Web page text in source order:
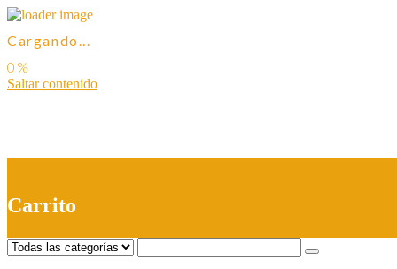
Cargando...
Saltar contenido
Carrito